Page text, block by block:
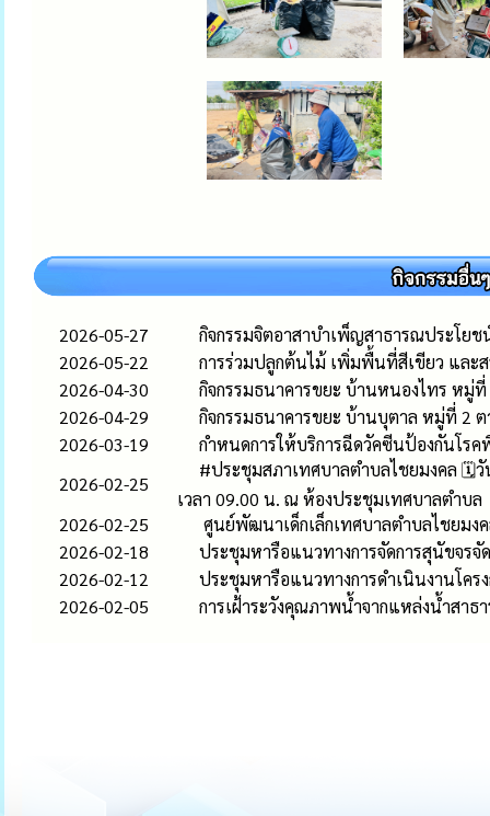
2026-05-27
กิจกรรมจิตอาสาบำเพ็ญสาธารณประโยช
2026-05-22
การร่วมปลูกต้นไม้ เพิ่มพื้นที่สีเขียว และ
2026-04-30
กิจกรรมธนาคารขยะ บ้านหนองไทร หมู่
2026-04-29
กิจกรรมธนาคารขยะ บ้านบุตาล หมู่ที่ 2
2026-03-19
กำหนดการให้บริการฉีดวัคซีนป้องกันโร
2026-02-25
#ประชุมสภาเทศบาลตำบลไชยมงคล 🗓️
เวลา 09.00 น. ณ ห้องประชุมเทศบาลตำบล
2026-02-25
ศูนย์พัฒนาเด็กเล็กเทศบาลตำบลไชยมง
2026-02-18
ประชุมหารือแนวทางการจัดการสุนัขจรจั
2026-02-12
ประชุมหารือแนวทางการดำเนินงานโค
2026-02-05
การเฝ้าระวังคุณภาพน้ำจากแหล่งน้ำสา